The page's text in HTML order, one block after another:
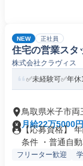
NEW 正社員
住宅の営業スタ
株式会社クラヴィス
✅未経験可✅年
鳥取県米子市両
月給22万5000
【応募資格】
条件 ・普通自動
フリーター歓迎